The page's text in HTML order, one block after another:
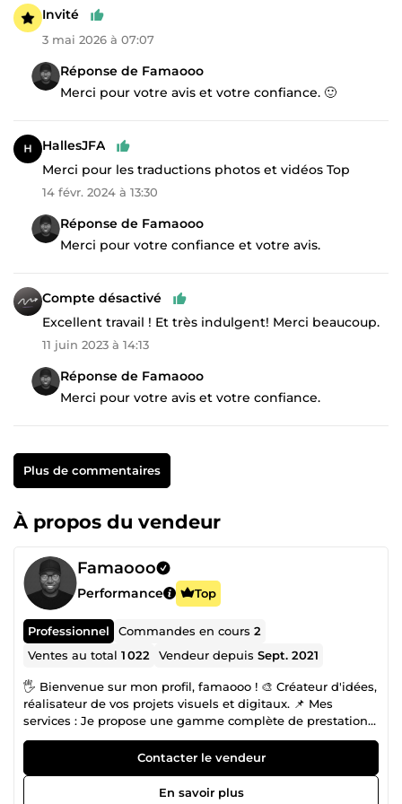
Invité
3 mai 2026 à 07:07
Réponse de Famaooo
Merci pour votre avis et votre confiance. 🙂
HallesJFA
Merci pour les traductions photos et vidéos Top
14 févr. 2024 à 13:30
Réponse de Famaooo
Merci pour votre confiance et votre avis.
Compte désactivé
Excellent travail ! Et très indulgent! Merci beaucoup.
11 juin 2023 à 14:13
Réponse de Famaooo
Merci pour votre avis et votre confiance.
Plus de commentaires
À propos du vendeur
Famaooo
Performance Top
Professionnel Commandes en cours2
Ventes au total1 022 Vendeur depuisSept. 2021
🖐 Bienvenue sur mon profil, famaooo ! 🎨 Créateur d'idées,
réalisateur de vos projets visuels et digitaux. 📌 Mes
services : Je propose une gamme complète de prestations
pour donner vie à vos projets : 🎞️ Montage photo et vidéo :
Transformez vos souvenirs ou vos contenus en œuvres
mémorables. 💻 Création de sites internet : Sites vitrines, e-
commerce ou plateformes sur mesure, je conçois des sites
Contacter le vendeur
En savoir plus